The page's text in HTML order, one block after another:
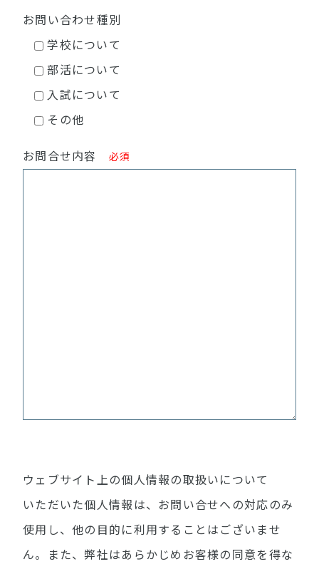
お問い合わせ種別
学校について
部活について
入試について
その他
お問合せ内容 必須
ウェブサイト上の個人情報の取扱いについて
いただいた個人情報は、お問い合せへの対応のみ
使用し、他の目的に利用することはございませ
ん。また、弊社はあらかじめお客様の同意を得な